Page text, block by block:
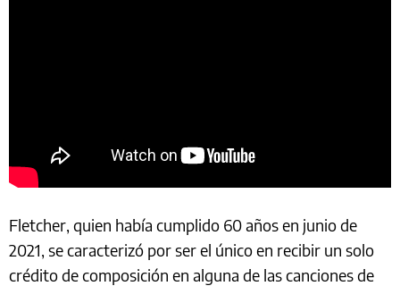
Fletcher, quien había cumplido 60 años en junio de
2021, se caracterizó por ser el único en recibir un solo
crédito de composición en alguna de las canciones de